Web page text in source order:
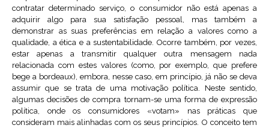
contratar determinado serviço, o consumidor não está apenas a
adquirir algo para sua satisfação pessoal, mas também a
demonstrar as suas preferências em relação a valores como a
qualidade, a ética e a sustentabilidade. Ocorre também, por vezes,
estar apenas a transmitir qualquer outra mensagem nada
relacionada com estes valores (como, por exemplo, que prefere
bege a bordeaux), embora, nesse caso, em princípio, já não se deva
assumir que se trata de uma motivação política. Neste sentido,
algumas decisões de compra tornam-se uma forma de expressão
política, onde os consumidores «votam» nas práticas que
consideram mais alinhadas com os seus princípios. O conceito tem